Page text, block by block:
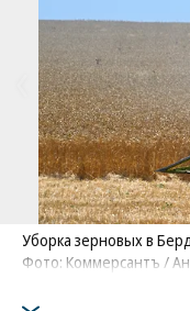
Уборка зерновых в
Фото: Коммерсантъ /